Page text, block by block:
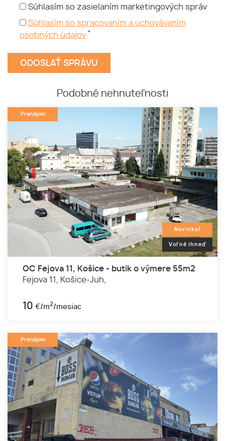
Súhlasím so zasielaním marketingových správ
Súhlasím so spracovaním a uchovávaním
osobných údajov *
Podobné nehnuteľnosti
Prenájom
Novinka!
Voľné ihneď
OC Fejova 11, Košice - butik o výmere 55m2
Fejova 11,
Košice-Juh,
10 €/m2/mesiac
Prenájom